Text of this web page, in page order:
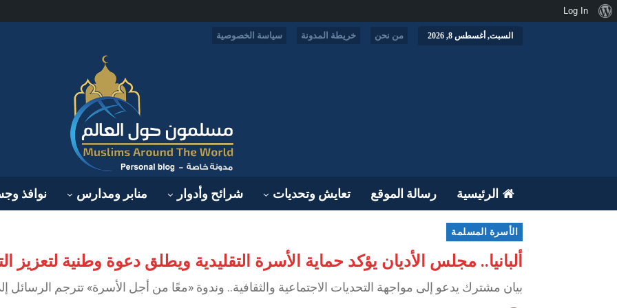
السبت, أغسطس 8, 2026 من نحن خريطة المدونة سياسة الخصوصية
الرئيسية رسالة الموقع تعايش وتحديات شرائح وأدوار منابر ومدارس نوافذ
الأسرة المسلمة
ألبانيا.. مجلس الأديان يؤكد حماية الأسرة التقليدية ويطلق دعوة وطنية لتعزيز
بيان مشترك يدعو إلى مواجهة التحديات الاجتماعية والثقافية.. وندوة «معًا من أجل الأسرة» تترجم
نبذةLog In